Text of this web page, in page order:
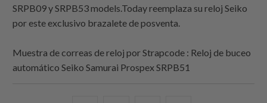
SRPB09 y SRPB53 models.Today reemplaza su reloj Seiko
por este exclusivo brazalete de posventa.
Muestra de correas de reloj por Strapcode : Reloj de buceo
automático Seiko Samurai Prospex SRPB51